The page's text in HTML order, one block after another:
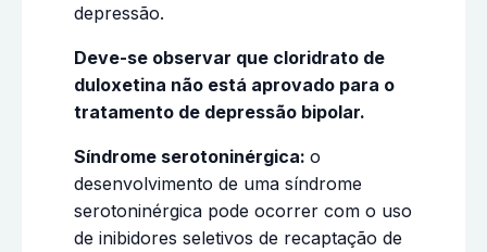
depressão.
Deve-se observar que cloridrato de
duloxetina não está aprovado para o
tratamento de depressão bipolar.
Síndrome serotoninérgica: o
desenvolvimento de uma síndrome
serotoninérgica pode ocorrer com o uso
de inibidores seletivos de recaptação de